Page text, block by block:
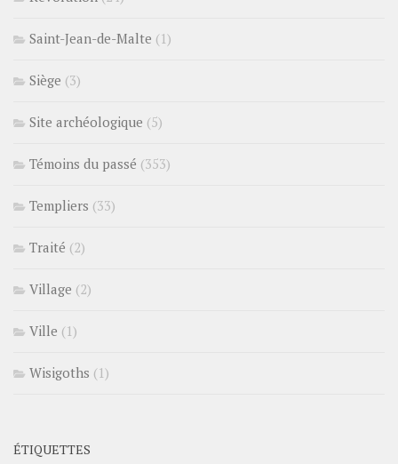
Saint-Jean-de-Malte (1)
Siège (3)
Site archéologique (5)
Témoins du passé (353)
Templiers (33)
Traité (2)
Village (2)
Ville (1)
Wisigoths (1)
ÉTIQUETTES